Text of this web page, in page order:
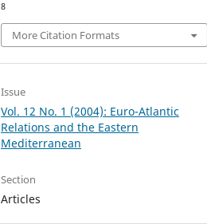
8
More Citation Formats
Issue
Vol. 12 No. 1 (2004): Euro-Atlantic
Relations and the Eastern
Mediterranean
Section
Articles